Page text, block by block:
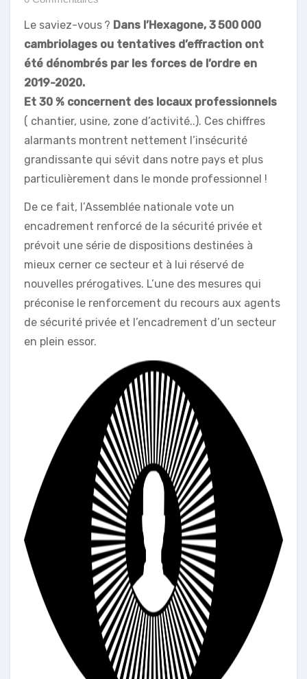
Le saviez-vous ? Dans l’Hexagone, 3 500 000
cambriolages ou tentatives d’effraction ont
été dénombrés par les forces de l’ordre en
2019-2020.
Et 30 % concernent des locaux professionnels
( chantier, usine, zone d’activité..). Ces chiffres
alarmants montrent nettement l’insécurité
grandissante qui sévit dans notre pays et plus
particulièrement dans le monde professionnel !
De ce fait, l’Assemblée nationale vote un
encadrement renforcé de la sécurité privée et
prévoit une série de dispositions destinées à
mieux cerner ce secteur et à lui réservé de
nouvelles prérogatives. L’une des mesures qui
préconise le renforcement du recours aux agents
de sécurité privée et l’encadrement d’un secteur
en plein essor.